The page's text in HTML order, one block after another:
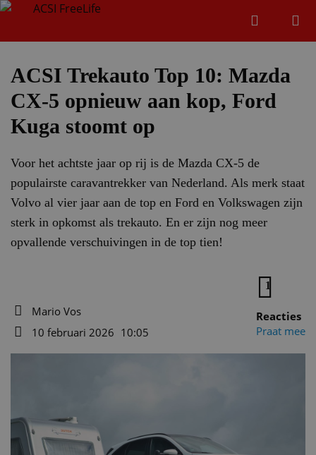
ACSI Trekauto Top 10: Mazda
CX-5 opnieuw aan kop, Ford
Kuga stoomt op
Voor het achtste jaar op rij is de Mazda CX-5 de
populairste caravantrekker van Nederland. Als merk staat
Volvo al vier jaar aan de top en Ford en Volkswagen zijn
sterk in opkomst als trekauto. En er zijn nog meer
opvallende verschuivingen in de top tien!
Auteur
Mario Vos
10 februari 2026 10:05
1
Reacties
Praat mee